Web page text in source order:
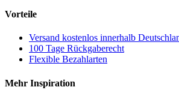
Vorteile
Versand kostenlos innerhalb
100 Tage Rückgaberecht
Flexible Bezahlarten
Mehr Inspiration